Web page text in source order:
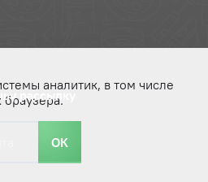
рассылку
ОК
аналитик, в том числе
браузера.